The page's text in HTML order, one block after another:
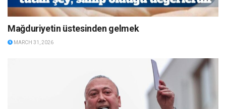
Mağduriyetin üstesinden gelmek
MARCH 31, 2026